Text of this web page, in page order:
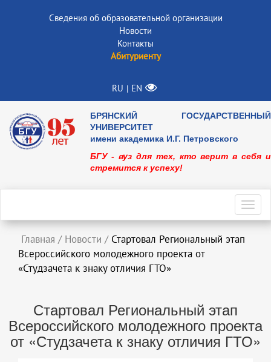
Сведения об образовательной организации
Новости
Контакты
Абитуриенту
RU | EN
БРЯНСКИЙ ГОСУДАРСТВЕННЫЙ
УНИВЕРСИТЕТ
имени академика И.Г. Петровского
БГУ - вуз для тех, кто верит в себя и
стремится к успеху!
Главная / Новости / Стартовал Региональный этап
Всероссийского молодежного проекта от
«Студзачета к знаку отличия ГТО»
Стартовал Региональный этап
Всероссийского молодежного проекта
от «Студзачета к знаку отличия ГТО»